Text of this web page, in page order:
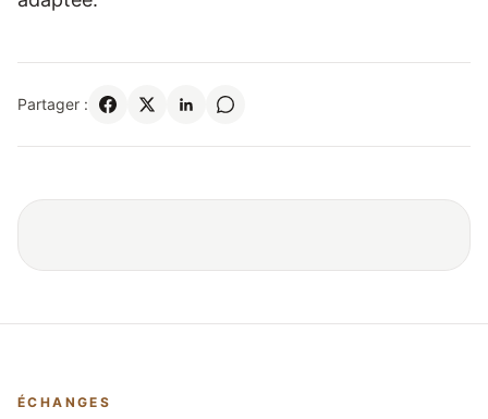
Partager :
ÉCHANGES